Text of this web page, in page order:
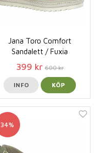
Jana Toro Comfort
Sandalett / Fuxia
399 kr 600 kr
INFO KÖP
34%